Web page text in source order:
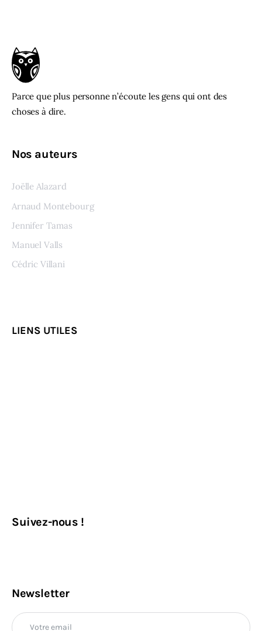
Parce que plus personne n’écoute les gens qui ont des
choses à dire.
Nos auteurs
Joëlle Alazard
Arnaud Montebourg
Jennifer Tamas
Manuel Valls
Cédric Villani
LIENS UTILES
Suivez-nous !
Newsletter